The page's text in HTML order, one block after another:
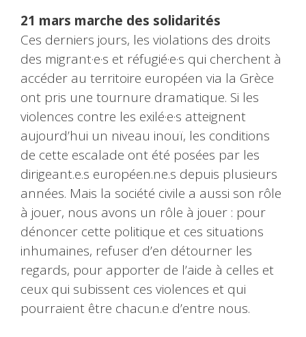
21 mars marche des solidarités
Ces derniers jours, les violations des droits
des migrant·e·s et réfugié·e·s qui cherchent à
accéder au territoire européen via la Grèce
ont pris une tournure dramatique. Si les
violences contre les exilé·e·s atteignent
aujourd’hui un niveau inouï, les conditions
de cette escalade ont été posées par les
dirigeant.e.s européen.ne.s depuis plusieurs
années. Mais la société civile a aussi son rôle
à jouer, nous avons un rôle à jouer : pour
dénoncer cette politique et ces situations
inhumaines, refuser d’en détourner les
regards, pour apporter de l’aide à celles et
ceux qui subissent ces violences et qui
pourraient être chacun.e d’entre nous.